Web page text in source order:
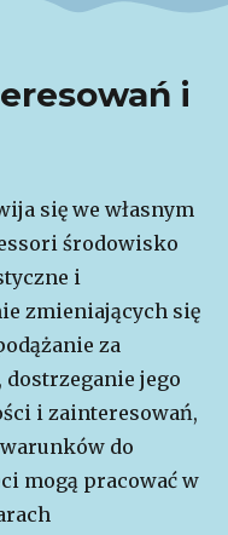
i
się we własnym
środowisko
i
zmieniających się
za
jego
i zainteresowań,
do
mogą pracować w